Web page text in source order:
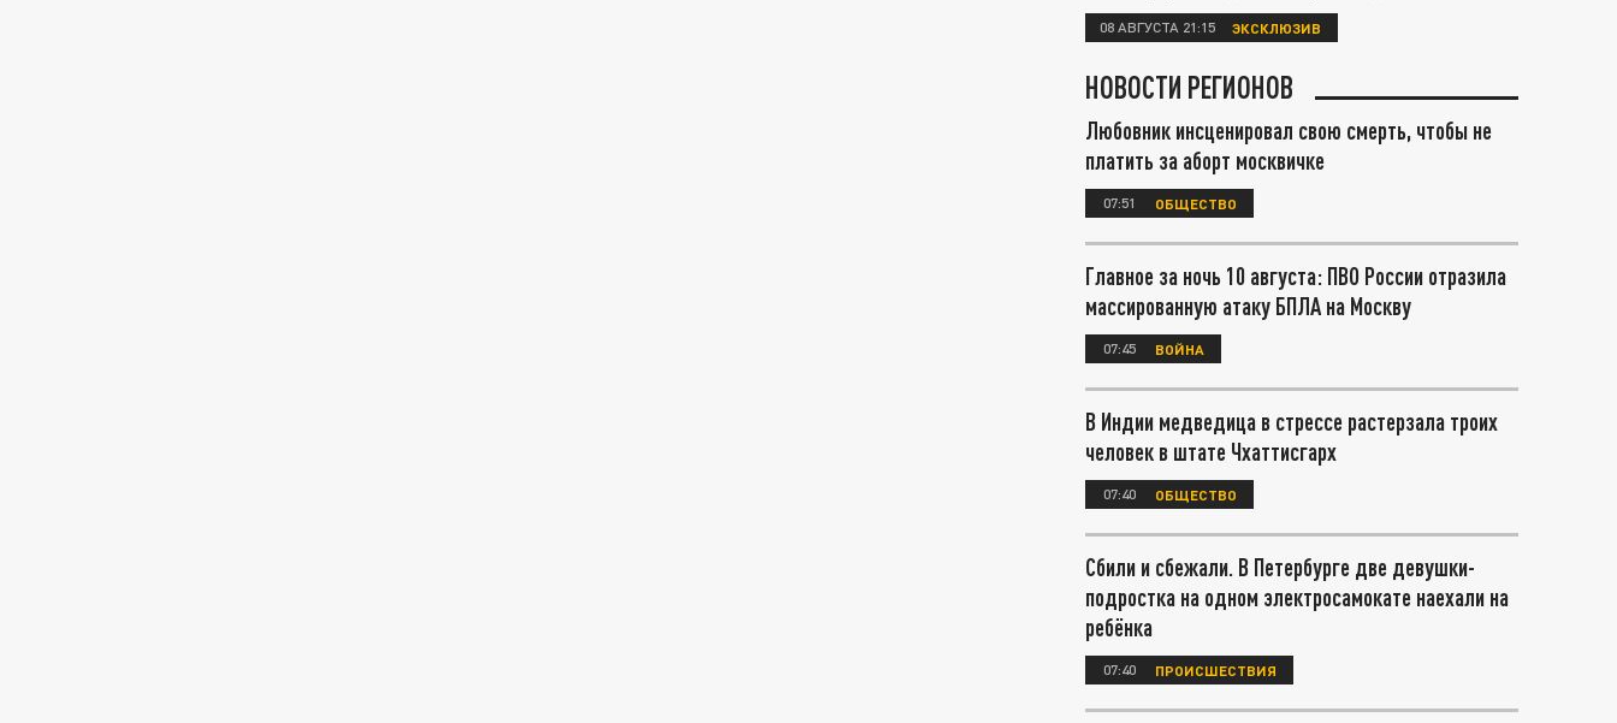
08 АВГУСТА 21:15 ЭКСКЛЮЗИВ
НОВОСТИ РЕГИОНОВ
Любовник инсценировал свою смерть, чтобы не
платить за аборт москвичке
07:51 ОБЩЕСТВО
Главное за ночь 10 августа: ПВО России отразила
массированную атаку БПЛА на Москву
07:45 ВОЙНА
В Индии медведица в стрессе растерзала троих
человек в штате Чхаттисгарх
07:40 ОБЩЕСТВО
Сбили и сбежали. В Петербурге две девушки-
подростка на одном электросамокате наехали на
ребёнка
07:40 ПРОИСШЕСТВИЯ